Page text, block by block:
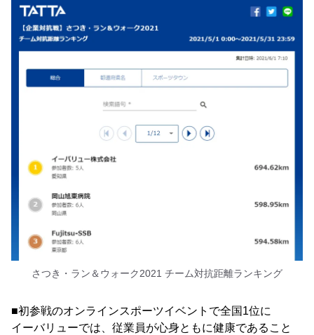
さつき・ラン＆ウォーク2021 チーム対抗距離ランキング
■初参戦のオンラインスポーツイベントで全国1位に
イーバリューでは、従業員が心身ともに健康であること